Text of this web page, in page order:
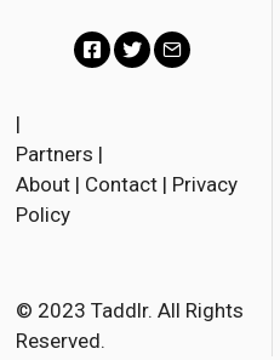
c
e
o
k
t
r
i
|
Partners |
About | Contact | Privacy
Policy
© 2023 Taddlr. All Rights
Reserved.